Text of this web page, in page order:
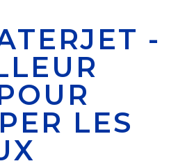
-
LES